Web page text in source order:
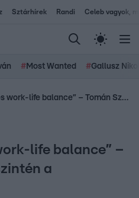
Sztárhírek Randi Celeb vagyok,
# Most Wanted #Gallusz
„Nincs tökéletes work-life balance” – Tomán Szabina őszintén a kihívásokról
life balance” –
a